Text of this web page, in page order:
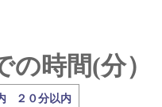
時間(分）
２０分以内